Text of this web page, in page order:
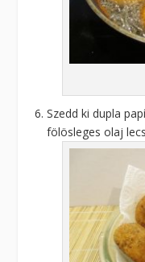
Szedd ki dupla
fölösleges olaj